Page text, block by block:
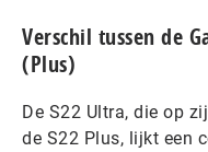
Verschil tussen de
(Plus)
De S22 Ultra, die op
de S22 Plus, lijkt een